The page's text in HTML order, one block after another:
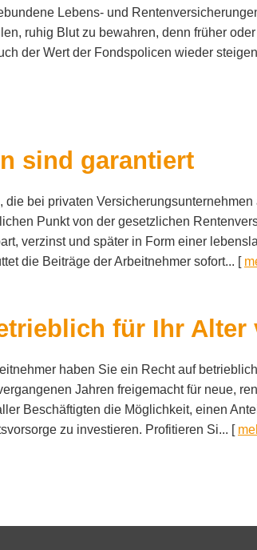
Lebens- und
ruhig Blut zu bewahren, denn früher
der Wert der Fondspolicen wieder
sind garantiert
die bei privaten
Punkt von der gesetzlichen
verzinst und später in Form einer
die Beiträge der Arbeitnehmer sofort... [
für Ihr Alter
haben Sie ein Recht auf
Jahren freigemacht für neue,
Beschäftigten die Möglichkeit, einen
zu investieren. Profitieren Si... [